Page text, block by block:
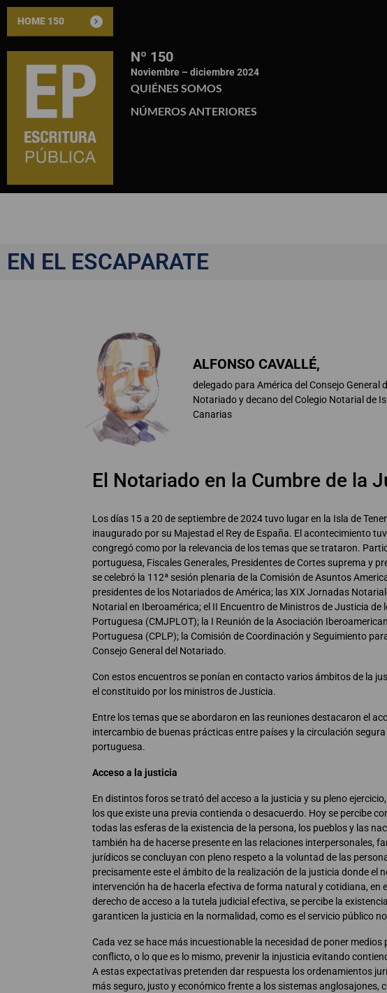
HOME 150
Nº 150
Noviembre – diciembre 2024
QUIÉNES SOMOS
NÚMEROS ANTERIORES
EN EL ESCAPARATE
ALFONSO CAVALLÉ,
delegado para América del Consejo General
Notariado y decano del Colegio Notarial de
Canarias
El Notariado en la Cumbre de la
Los días 15 a 20 de septiembre de 2024 tuvo lugar en la Isla de
inaugurado por su Majestad el Rey de España. El acontecimiento
congregó como por la relevancia de los temas que se trataron.
portuguesa, Fiscales Generales, Presidentes de Cortes suprema y
se celebró la 112ª sesión plenaria de la Comisión de Asuntos
presidentes de los Notariados de América; las XIX Jornadas
Notarial en Iberoamérica; el II Encuentro de Ministros de Justicia
Portuguesa (CMJPLOT); la I Reunión de la Asociación
Portuguesa (CPLP); la Comisión de Coordinación y Seguimiento
Consejo General del Notariado.
Con estos encuentros se ponían en contacto varios ámbitos de la
el constituido por los ministros de Justicia.
Entre los temas que se abordaron en las reuniones destacaron el
intercambio de buenas prácticas entre países y la circulación
portuguesa.
Acceso a la justicia
En distintos foros se trató del acceso a la justicia y su pleno
los que existe una previa contienda o desacuerdo. Hoy se percibe
todas las esferas de la existencia de la persona, los pueblos y las
también ha de hacerse presente en las relaciones interpersonales,
jurídicos se concluyan con pleno respeto a la voluntad de las
precisamente este el ámbito de la realización de la justicia donde
intervención ha de hacerla efectiva de forma natural y cotidiana, en
derecho de acceso a la tutela judicial efectiva, se percibe la
garanticen la justicia en la normalidad, como es el servicio público
Cada vez se hace más incuestionable la necesidad de poner
conflicto, o lo que es lo mismo, prevenir la injusticia evitando
A estas expectativas pretenden dar respuesta los ordenamientos
más seguro, justo y económico frente a los sistemas